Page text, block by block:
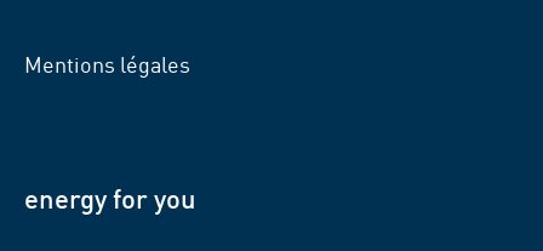
Mentions légales
energy for you